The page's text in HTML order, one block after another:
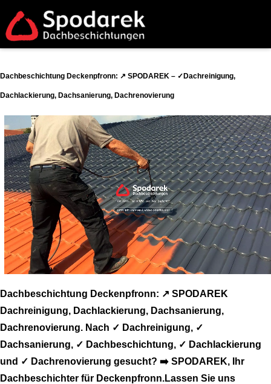
Dachbeschichtung Deckenpfronn: ↗️ SPODAREK – ✓Dachreinigung,
Dachlackierung, Dachsanierung, Dachrenovierung
Dachbeschichtung Deckenpfronn: ↗️ SPODAREK
Dachreinigung, Dachlackierung, Dachsanierung,
Dachrenovierung. Nach ✓ Dachreinigung, ✓
Dachsanierung, ✓ Dachbeschichtung, ✓ Dachlackierung
und ✓ Dachrenovierung gesucht? ➡️ SPODAREK, Ihr
Dachbeschichter für Deckenpfronn.Lassen Sie uns